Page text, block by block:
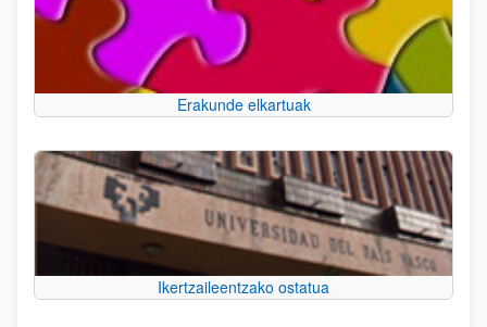
Erakunde elkartuak
Ikertzaileentzako ostatua